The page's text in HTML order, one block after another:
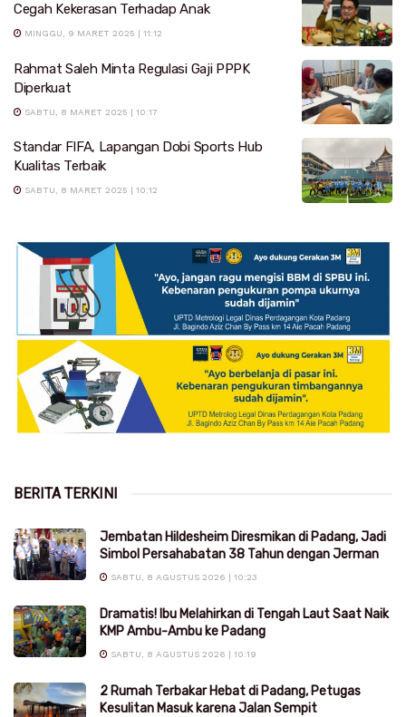
Cegah Kekerasan Terhadap Anak
MINGGU, 9 MARET 2025 | 11:12
Rahmat Saleh Minta Regulasi Gaji PPPK
Diperkuat
SABTU, 8 MARET 2025 | 10:17
Standar FIFA, Lapangan Dobi Sports Hub
Kualitas Terbaik
SABTU, 8 MARET 2025 | 10:12
BERITA TERKINI
Jembatan Hildesheim Diresmikan di Padang, Jadi
Simbol Persahabatan 38 Tahun dengan Jerman
SABTU, 8 AGUSTUS 2026 | 10:23
Dramatis! Ibu Melahirkan di Tengah Laut Saat Naik
KMP Ambu-Ambu ke Padang
SABTU, 8 AGUSTUS 2026 | 10:19
2 Rumah Terbakar Hebat di Padang, Petugas
Kesulitan Masuk karena Jalan Sempit